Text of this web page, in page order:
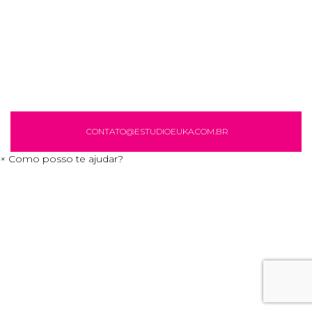
CONTATO@ESTUDIOEUKA.COM.BR
× Como posso te ajudar?